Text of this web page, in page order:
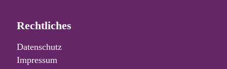
Rechtliches
Datenschutz
Impressum